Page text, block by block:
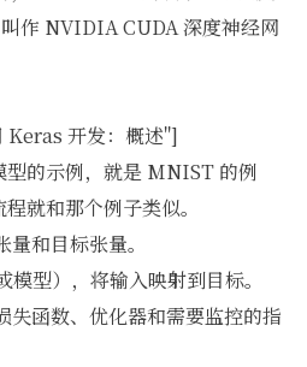
作 NVIDIA CUDA 深度神经网
开发：概述"]
的示例，就是 MNIST 的例
就和那个例子类似。
和目标张量。
型），将输入映射到目标。
失函数、优化器和需要监控的指